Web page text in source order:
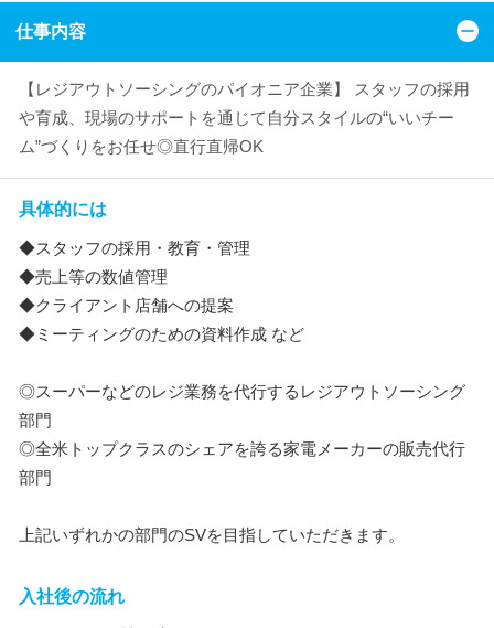
仕事内容
【レジアウトソーシングのパイオニア企業】 スタッフの採用
や育成、現場のサポートを通じて自分スタイルの“いいチー
ム”づくりをお任せ◎直行直帰OK
具体的には
◆スタッフの採用・教育・管理
◆売上等の数値管理
◆クライアント店舗への提案
◆ミーティングのための資料作成 など
◎スーパーなどのレジ業務を代行するレジアウトソーシング
部門
◎全米トップクラスのシェアを誇る家電メーカーの販売代行
部門
上記いずれかの部門のSVを目指していただきます。
入社後の流れ